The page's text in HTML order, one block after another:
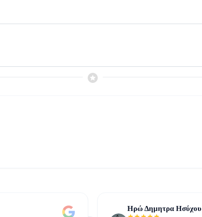
Ηρώ Δημητρα Ησύχου